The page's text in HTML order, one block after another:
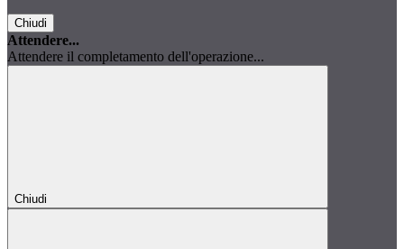
Chiudi
Attendere...
Attendere il completamento dell'operazione...
Chiudi